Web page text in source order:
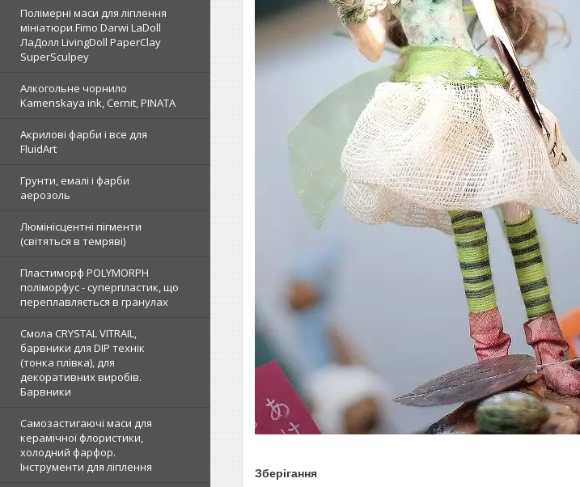
Полімерні маси для ліплення
мініатюри.Fimo Darwi LaDoll
ЛаДолл LivingDoll PaperClay
SuperSculpey
Алкогольне чорнило
Kamenskaya ink, Cernit, PINATA
Акрилові фарби і все для
FluidArt
Грунти, емалі і фарби
аерозоль
Люмінісцентні пігменти
(світяться в темряві)
Пластиморф POLYMORPH
поліморфус - суперпластик, що
переплавляється в гранулах
Смола CRYSTAL VITRAIL,
барвники для DIP технік
(тонка плівка), для
декоративних виробів.
Барвники
Самозастигаючі маси для
керамічної флористики,
холодний фарфор.
Інструменти для ліплення
Зберігання